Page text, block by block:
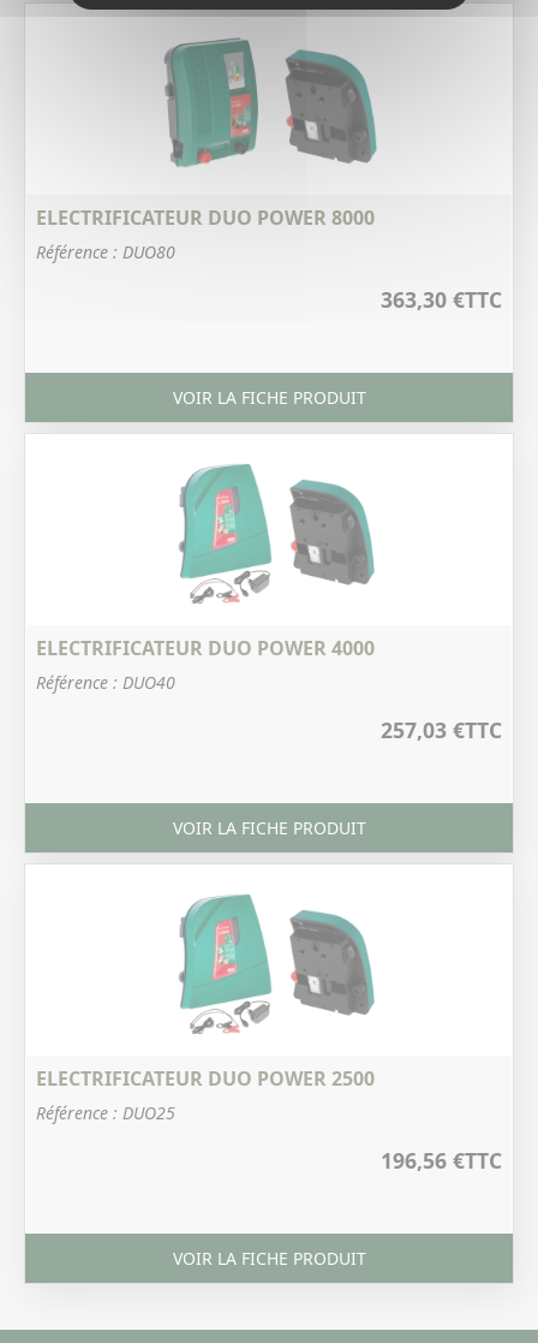
ELECTRIFICATEUR DUO POWER 8000
Référence : DUO80
363,30 €TTC
VOIR LA FICHE PRODUIT
ELECTRIFICATEUR DUO POWER 4000
Référence : DUO40
257,03 €TTC
VOIR LA FICHE PRODUIT
ELECTRIFICATEUR DUO POWER 2500
Référence : DUO25
196,56 €TTC
VOIR LA FICHE PRODUIT